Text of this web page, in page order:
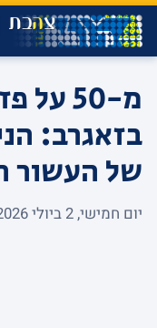
מ-50
בזאגרב:
של העשור
יום חמישי, 2 ביולי 2026 · מערכת צהבת